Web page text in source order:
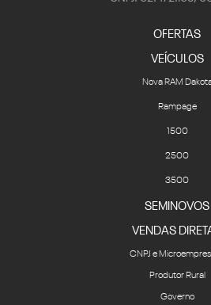
OFERTAS
VEÍCULOS
Nova RAM
Rampage
1500
2500
3500
SEMINOVOS
VENDAS
CNPJ e
Produtor Rural
Governo